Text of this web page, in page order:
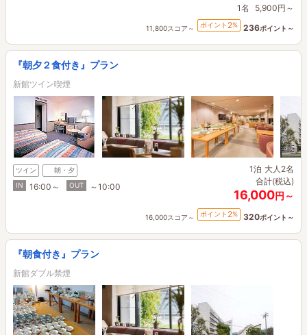
1名 5,900円～
11,800スコア～ ポイント 2% 236ポイント～
『朝夕２食付き』プラン
新館ツイン喫煙
ツイン
朝・夕
IN
16:00～ OUT ～10:00
1泊 大人2名
合計(税込)
16,000円～
16,000スコア～ ポイント 2% 320ポイント～
『朝食付き』プラン
新館ダブル禁煙